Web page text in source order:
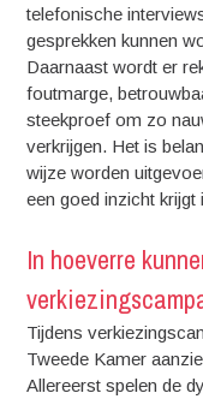
telefonische
gesprekken kunnen
Daarnaast wordt er
foutmarge,
steekproef om zo
verkrijgen. Het is
wijze worden
een goed inzicht
In hoeverre
Tijdens
Tweede Kamer
Allereerst spelen de